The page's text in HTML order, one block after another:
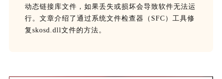
动态链接库文件，如果丢失或损坏会导致软件无法运
行。文章介绍了通过系统文件检查器（SFC）工具修
复skosd.dll文件的方法。